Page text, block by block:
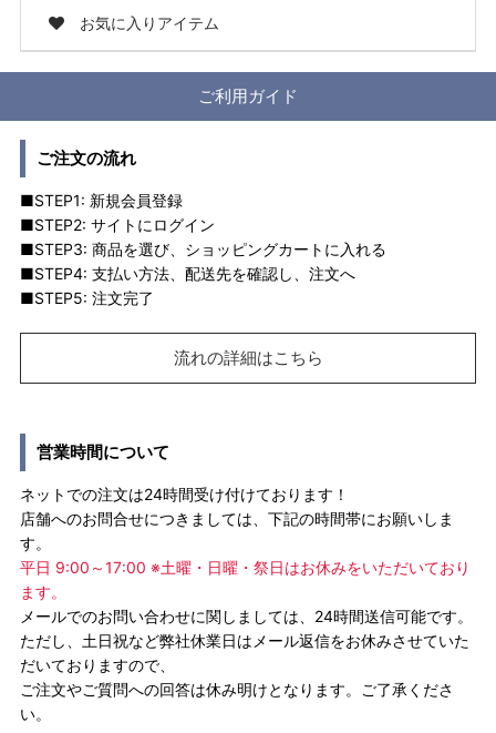
お気に入りアイテム
ご利用ガイド
ご注文の流れ
■STEP1: 新規会員登録
■STEP2: サイトにログイン
■STEP3: 商品を選び、ショッピングカートに入れる
■STEP4: 支払い方法、配送先を確認し、注文へ
■STEP5: 注文完了
流れの詳細はこちら
営業時間について
ネットでの注文は24時間受け付けております！
店舗へのお問合せにつきましては、下記の時間帯にお願いしま
す。
平日 9:00～17:00 ※土曜・日曜・祭日はお休みをいただいており
ます。
メールでのお問い合わせに関しましては、24時間送信可能です。
ただし、土日祝など弊社休業日はメール返信をお休みさせていた
だいておりますので、
ご注文やご質問への回答は休み明けとなります。ご了承くださ
い。